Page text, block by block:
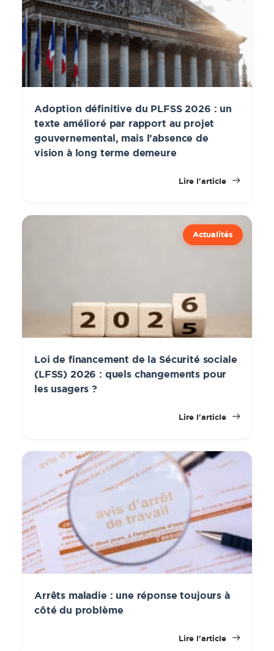
Adoption définitive du PLFSS 2026 : un
texte amélioré par rapport au projet
gouvernemental, mais l’absence de
vision à long terme demeure
Lire l'article
Actualités
Loi de financement de la Sécurité sociale
(LFSS) 2026 : quels changements pour
les usagers ?
Lire l'article
Arrêts maladie : une réponse toujours à
côté du problème
Lire l'article